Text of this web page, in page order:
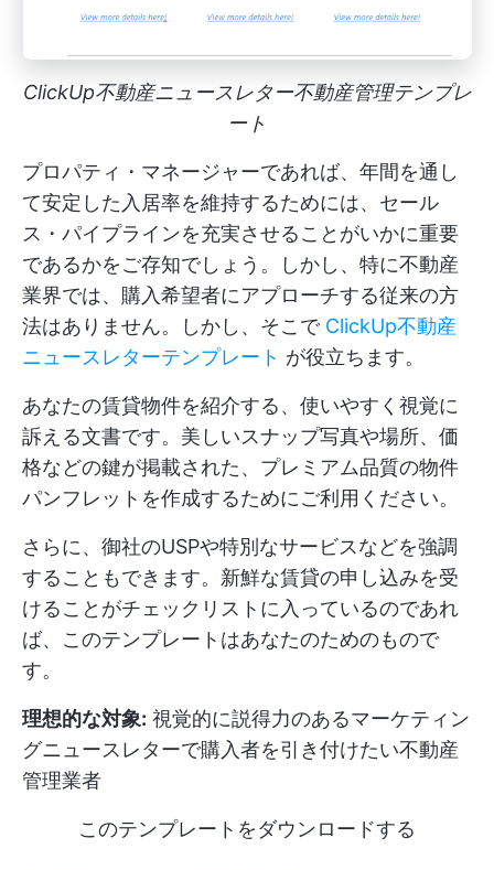
ClickUp不動産ニュースレター不動産管理テンプレ
ート
プロパティ・マネージャーであれば、年間を通し
て安定した入居率を維持するためには、セール
ス・パイプラインを充実させることがいかに重要
であるかをご存知でしょう。しかし、特に不動産
業界では、購入希望者にアプローチする従来の方
法はありません。しかし、そこで ClickUp不動産
ニュースレターテンプレート が役立ちます。
あなたの賃貸物件を紹介する、使いやすく視覚に
訴える文書です。美しいスナップ写真や場所、価
格などの鍵が掲載された、プレミアム品質の物件
パンフレットを作成するためにご利用ください。
さらに、御社のUSPや特別なサービスなどを強調
することもできます。新鮮な賃貸の申し込みを受
けることがチェックリストに入っているのであれ
ば、このテンプレートはあなたのためのもので
す。
理想的な対象: 視覚的に説得力のあるマーケティン
グニュースレターで購入者を引き付けたい不動産
管理業者
このテンプレートをダウンロードする